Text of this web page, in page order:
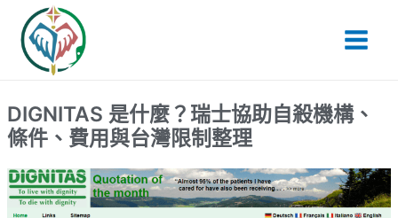
內
容
Menu
DIGNITAS 是什麼？瑞士協助自殺機構、
條件、費用與台灣限制整理